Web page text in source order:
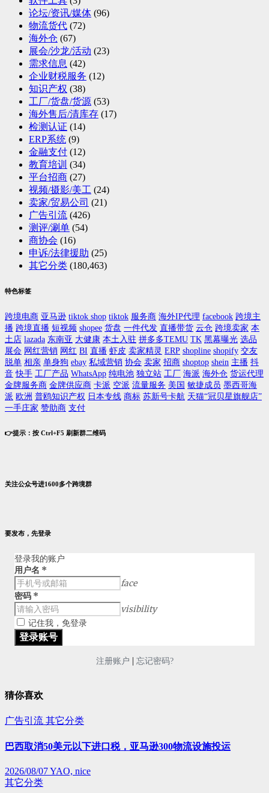
论坛/资讯/媒体 (96)
物流货代 (72)
海外仓 (67)
展会/沙龙/活动 (23)
需求信息 (42)
企业财税服务 (12)
知识产权 (38)
工厂/货盘/货源 (53)
海外售后/清库存 (17)
检测认证 (14)
ERP系统 (9)
金融支付 (12)
教育培训 (34)
平台招商 (27)
视频/摄影/美工 (24)
卖家/贸易公司 (21)
广告引流 (426)
测评/涮单 (54)
商协会 (16)
申诉/法律援助 (25)
其它分类 (180,463)
特色标签
跨境电商 亚马逊 tiktok shop tiktok 服务商 海外IP代理 facebook 跨境主
播 跨境直播 短视频 shopee 货盘 一件代发 直播带货 云仓 跨境卖家 本
土店 lazada 东南亚 大健康 本土入驻 拼多多TEMU TK 黑幕曝光 选品
展会 网红营销 网红 BI 直播 虾皮 卖家精灵 ERP shopline shopify 交友
脱单 相亲 单身狗 ebay 私域营销 协会 卖家 招商 shoptop shein 主播 抖
音 快手 工厂产品 WhatsApp 纯电池 独立站 工厂 海派 海外仓 货运代理
金牌服务商 金牌供应商 卡派 空派 流量服务 美国 敏捷成员 墨西哥海
派 欧洲 普鸥知识产权 日本专线 商标 苏新号卡航 天猫“冠贝星旗舰店”
一手庄家 赞助商 支付
👉提示：按 Ctrl+F5 刷新群二维码
关注公众号进1600多个跨境群
要发布，先登录
登录我的账户
用户名 *
face
密码 *
visibility
记住我，免登录
注册账户 | 忘记密码?
猜你喜欢
广告引流 其它分类
巴西取消50美元以下进口税，亚马逊300物流设施投运
2026/08/07YAO, nice
其它分类